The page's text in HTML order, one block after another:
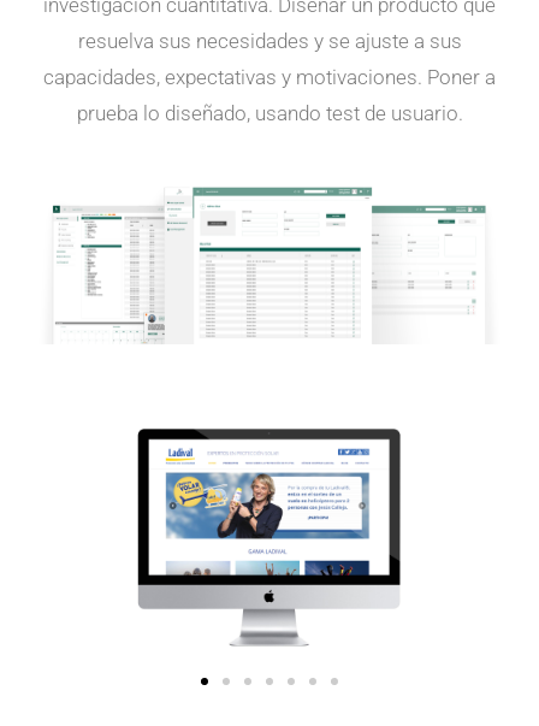
resuelva sus necesidades y se ajuste a sus
capacidades, expectativas y motivaciones. Poner a
prueba lo diseñado, usando test de usuario.